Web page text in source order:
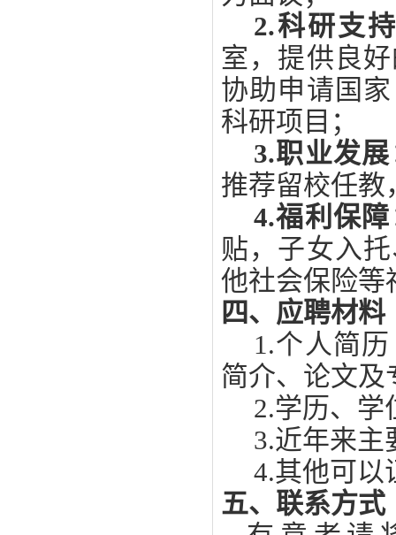
2.科研支
室，提供良
协助申请国
科研项目；
3.职业发
推荐留校任教
4.福利保
贴，子女入
他社会保险等
四、应聘材料
1.个人简
简介、论文及
2.学历、学
3.近年来主
4.其他可以
五、联系方式